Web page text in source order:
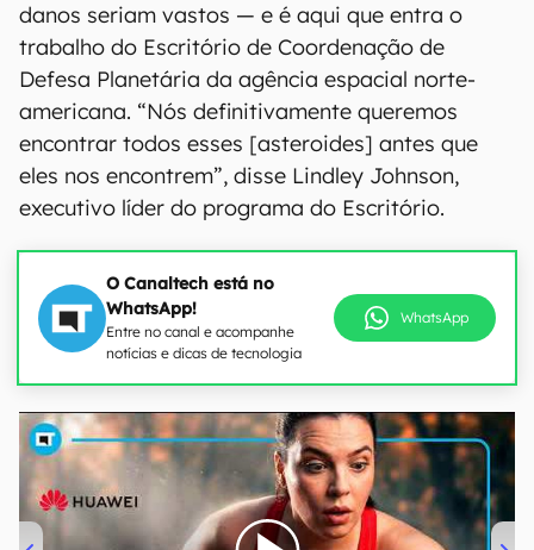
danos seriam vastos — e é aqui que entra o
trabalho do Escritório de Coordenação de
Defesa Planetária da agência espacial norte-
americana. “Nós definitivamente queremos
encontrar todos esses [asteroides] antes que
eles nos encontrem”, disse Lindley Johnson,
executivo líder do programa do Escritório.
O Canaltech está no
WhatsApp!
Entre no canal e acompanhe
notícias e dicas de tecnologia
WhatsApp